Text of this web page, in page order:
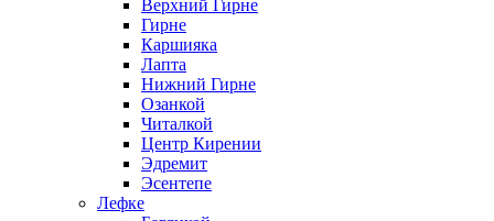
Верхний Гирне
Гирне
Каршияка
Лапта
Нижний Гирне
Озанкой
Читалкой
Центр Кирении
Эдремит
Эсентепе
Лефке